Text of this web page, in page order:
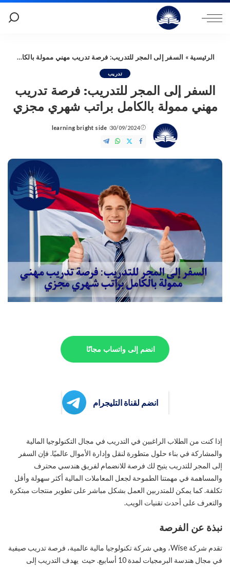
الرئيسية » السفر إلى المجر للتدريب: فرصة تدريب مهني ممولة بالكامل براتب شهري مجزي
تدريب
السفر إلى المجر للتدريب: فرصة تدريب
مهني ممولة بالكامل براتب شهري مجزي
30/09/2024
Posted
by
learning bright side
انضم إلى واتساب مجانًا
انضم لقناة التليجرام
إذا كنت من الطلاب الراغبين في التدريب في مجال التكنولوجيا المالية
والمشاركة في بناء حلول متطورة لنقل وإدارة الأموال عالميًا. فإن السفر
إلى المجر للتدريب يتيح لك فرصة للانضمام لفريق هندسي محترف
والمساهمة في مهمتنا الطموحة لجعل المعاملات المالية أكثر سهولة وأقل
تكلفة. كما يمكن للمتدربين العمل بشكل مباشر على تطوير منتجات مبتكرة
والتعرف على أحدث تقنيات الويب.
نبذة عن الفرصة
تقدم شركة Wise، وهي شركة تكنولوجيا مالية عالمية، فرصة تدريب صيفية
في مجال هندسة البرمجيات لمدة 10 أسابيع. حيث يهدف التدريب إلى